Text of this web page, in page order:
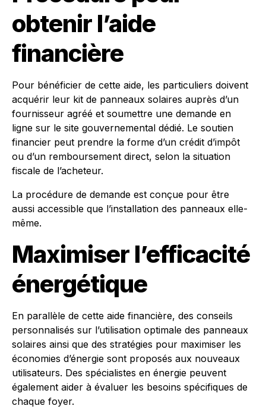
obtenir l’aide
financière
Pour bénéficier de cette aide, les particuliers doivent
acquérir leur kit de panneaux solaires auprès d’un
fournisseur agréé et soumettre une demande en
ligne sur le site gouvernemental dédié. Le soutien
financier peut prendre la forme d’un crédit d’impôt
ou d’un remboursement direct, selon la situation
fiscale de l’acheteur.
La procédure de demande est conçue pour être
aussi accessible que l’installation des panneaux elle-
même.
Maximiser l’efficacité
énergétique
En parallèle de cette aide financière, des conseils
personnalisés sur l’utilisation optimale des panneaux
solaires ainsi que des stratégies pour maximiser les
économies d’énergie sont proposés aux nouveaux
utilisateurs. Des spécialistes en énergie peuvent
également aider à évaluer les besoins spécifiques de
chaque foyer.